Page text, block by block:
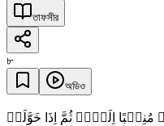
তাফসীর
৮
অডিও
اِلَیۡہِ ثُمَّ اِذَا خَوَّلَہٗ